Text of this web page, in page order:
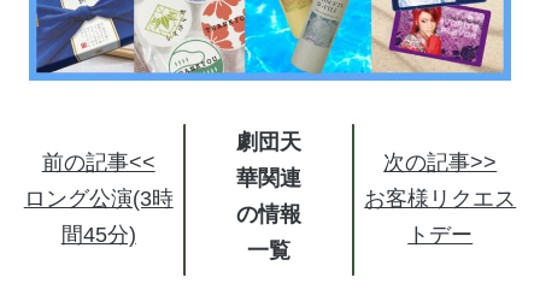
前の記事<<
ロング公演(3時
間45分)
劇団天
華関連
の情報
次の記事>>
お客様リクエス
トデー